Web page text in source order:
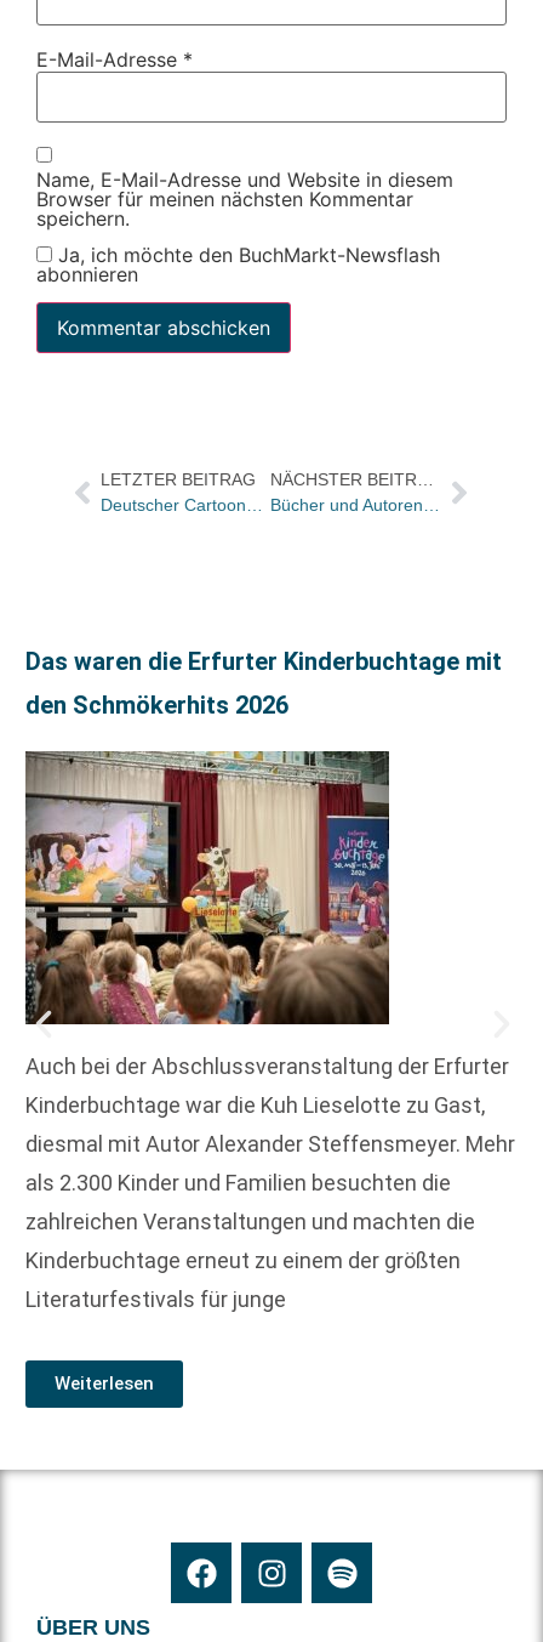
E-Mail-Adresse *
Name, E-Mail-Adresse und Website in diesem
Browser für meinen nächsten Kommentar
speichern.
Ja, ich möchte den BuchMarkt-Newsflash
abonnieren
LETZTER BEITRAG
Das waren die Erfurter Kinderbuchtage mit
den Schmökerhits 2026
Auch bei der Abschlussveranstaltung der Erfurter
Kinderbuchtage war die Kuh Lieselotte zu Gast,
diesmal mit Autor Alexander Steffensmeyer. Mehr
als 2.300 Kinder und Familien besuchten die
zahlreichen Veranstaltungen und machten die
Kinderbuchtage erneut zu einem der größten
Literaturfestivals für junge
Weiterlesen
ÜBER UNS